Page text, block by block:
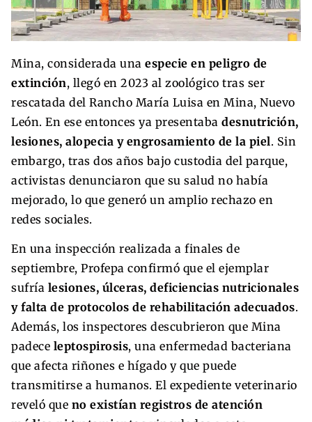
Mina, considerada una especie en peligro de
extinción, llegó en 2023 al zoológico tras ser
rescatada del Rancho María Luisa en Mina, Nuevo
León. En ese entonces ya presentaba desnutrición,
lesiones, alopecia y engrosamiento de la piel. Sin
embargo, tras dos años bajo custodia del parque,
activistas denunciaron que su salud no había
mejorado, lo que generó un amplio rechazo en
redes sociales.
En una inspección realizada a finales de
septiembre, Profepa confirmó que el ejemplar
sufría lesiones, úlceras, deficiencias nutricionales
y falta de protocolos de rehabilitación adecuados.
Además, los inspectores descubrieron que Mina
padece leptospirosis, una enfermedad bacteriana
que afecta riñones e hígado y que puede
transmitirse a humanos. El expediente veterinario
reveló que no existían registros de atención